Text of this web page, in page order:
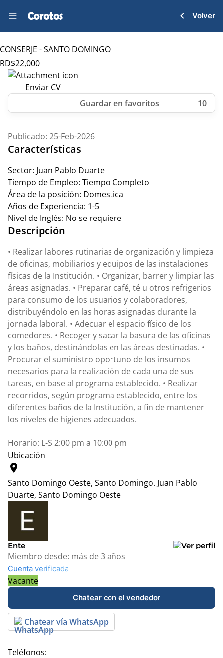
Volver
CONSERJE - SANTO DOMINGO
RD$22,000
Enviar CV
10
Publicado: 25-Feb-2026
Características
Sector: Juan Pablo Duarte
Tiempo de Empleo: Tiempo Completo
Área de la posición: Domestica
Años de Experiencia: 1-5
Nivel de Inglés: No se requiere
Descripción
• Realizar labores rutinarias de organización y limpieza
de oficinas, mobiliarios y equipos de las instalaciones
físicas de la Institución. • Organizar, barrer y limpiar las
áreas asignadas. • Preparar café, té u otros refrigerios
para consumo de los usuarios y colaboradores,
distribuyéndolo en las horas asignadas durante la
jornada laboral. • Adecuar el espacio físico de los
comedores. • Recoger y sacar la basura de las oficinas
y los baños, destinándolas en las áreas destinadas. •
Procurar el suministro oportuno de los insumos
necesarios para la realización de cada una de sus
tareas, en base al programa establecido. • Realizar
recorridos, según programa establecido, entre los
diferentes baños de la Institución, a fin de mantener
los niveles de higienes adecuados.
Horario: L-S 2:00 pm a 10:00 pm
Ubicación
location_on
Santo Domingo Oeste, Santo Domingo. Juan Pablo
Duarte, Santo Domingo Oeste
+
−
Leaflet
Ente
Miembro desde: más de 3 años
Cuenta verificada
Vacante
Chatear con el vendedor
Chatear vía WhatsApp
Teléfonos: